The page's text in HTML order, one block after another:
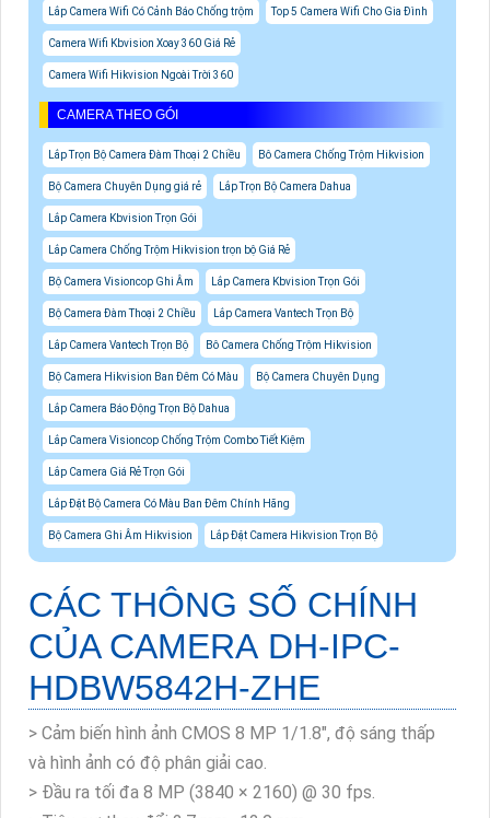
Lắp Camera Wifi Có Cảnh Báo Chống trộm Top 5 Camera Wifi Cho Gia Đình
Camera Wifi Kbvision Xoay 360 Giá Rẻ
Camera Wifi Hikvision Ngoài Trời 360
CAMERA THEO GÓI
Lắp Trọn Bộ Camera Đàm Thoại 2 Chiều Bô Camera Chống Trộm Hikvision
Bộ Camera Chuyên Dụng giá rẻ Lắp Trọn Bộ Camera Dahua
Lắp Camera Kbvision Trọn Gói
Lắp Camera Chống Trộm Hikvision trọn bộ Giá Rẻ
Bộ Camera Visioncop Ghi Âm Lắp Camera Kbvision Trọn Gói
Bộ Camera Đàm Thoại 2 Chiều Lắp Camera Vantech Trọn Bộ
Lắp Camera Vantech Trọn Bộ Bô Camera Chống Trộm Hikvision
Bộ Camera Hikvision Ban Đêm Có Màu Bộ Camera Chuyên Dụng
Lắp Camera Báo Động Trọn Bộ Dahua
Lắp Camera Visioncop Chống Trộm Combo Tiết Kiệm
Lắp Camera Giá Rẻ Trọn Gói
Lắp Đặt Bộ Camera Có Màu Ban Đêm Chính Hãng
Bộ Camera Ghi Âm Hikvision Lắp Đặt Camera Hikvision Trọn Bộ
CÁC THÔNG SỐ CHÍNH
CỦA CAMERA DH-IPC-
HDBW5842H-ZHE
> Cảm biến hình ảnh CMOS 8 MP 1/1.8", độ sáng thấp
và hình ảnh có độ phân giải cao.
> Đầu ra tối đa 8 MP (3840 × 2160) @ 30 fps.